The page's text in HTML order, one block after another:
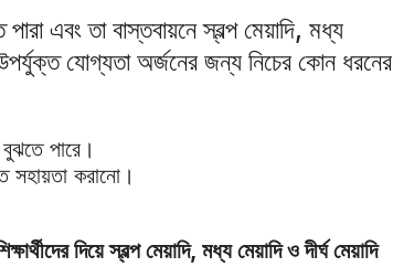
এবং তা বাস্তবায়নে স্বল্প মেয়াদি, মধ্য
উপর্যুক্ত যোগ্যতা অর্জনের জন্য নিচের কোন ধরনের
বুঝতে পারে।
সহায়তা করানো।
দিয়ে স্বল্প মেয়াদি, মধ্য মেয়াদি ও দীর্ঘ মেয়াদি